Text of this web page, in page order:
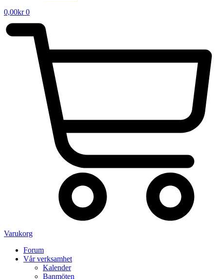
0,00kr 0
Varukorg
Forum
Vår verksamhet
Kalender
Banmöten